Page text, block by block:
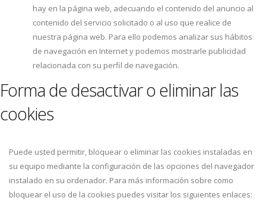
hay en la página web, adecuando el contenido del anuncio al
contenido del servicio solicitado o al uso que realice de
nuestra página web. Para ello podemos analizar sus hábitos
de navegación en Internet y podemos mostrarle publicidad
relacionada con su perfil de navegación.
Forma de desactivar o eliminar las
cookies
Puede usted permitir, bloquear o eliminar las cookies instaladas en
su equipo mediante la configuración de las opciones del navegador
instalado en su ordenador. Para más información sobre como
bloquear el uso de la cookies puedes visitar los siguientes enlaces: